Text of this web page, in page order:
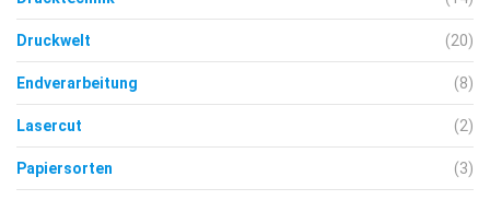
Druckwelt (20)
Endverarbeitung (8)
Lasercut (2)
Papiersorten (3)